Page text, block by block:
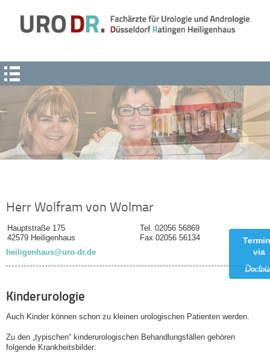
Navigation
überspringen
Herr Wolfram von Wolmar
Hauptstraße 175
42579 Heiligenhaus
Tel. 02056 56869
Fax 02056 56134
heiligenhaus@uro-dr.de
Kinderurologie
Auch Kinder können schon zu kleinen urologischen Patienten werden.
Zu den „typischen“ kinderurologischen Behandlungsfällen gehören
folgende Krankheitsbilder:
via